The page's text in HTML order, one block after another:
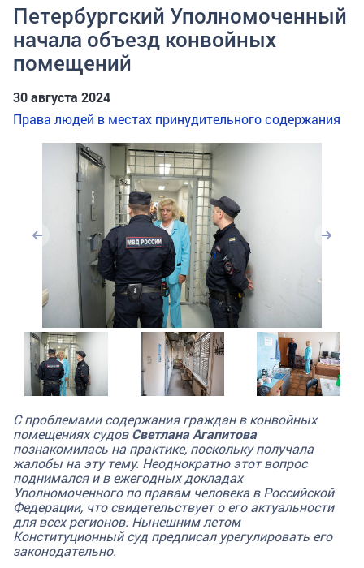
Петербургский Уполномоченный
начала объезд конвойных
помещений
30 августа 2024
Права людей в местах принудительного содержания
С проблемами содержания граждан в конвойных
помещениях судовСветлана Агапитова
познакомилась на практике, поскольку получала
жалобы на эту тему. Неоднократно этот вопрос
поднимался и в ежегодных докладах
Уполномоченного по правам человека в Российской
Федерации, что свидетельствует о его актуальности
для всех регионов. Нынешним летом
Конституционный суд предписал урегулировать его
законодательно.